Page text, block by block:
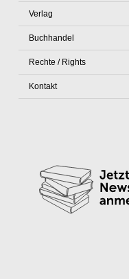
Verlag
Buchhandel
Rechte / Rights
Kontakt